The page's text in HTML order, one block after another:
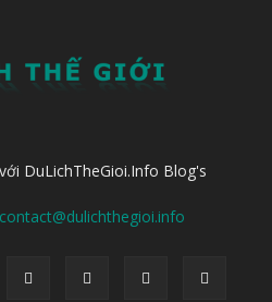
DuLichTheGioi.Info Blog's
contact@dulichthegioi.info